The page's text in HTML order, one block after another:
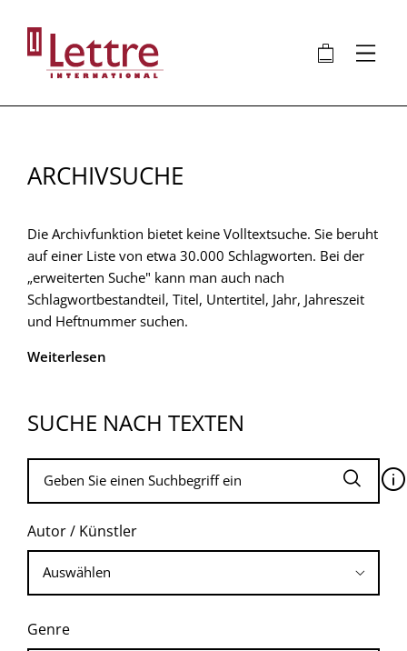
Inhalt
🛍 ⋮
ARCHIVSUCHE
Die Archivfunktion bietet keine Volltextsuche. Sie beruht
auf einer Liste von etwa 30.000 Schlagworten. Bei der
„erweiterten Suche" kann man auch nach
Schlagwortbestandteil, Titel, Untertitel, Jahr, Jahreszeit
und Heftnummer suchen.
Weiterlesen
SUCHE NACH TEXTEN
🛈
Autor / Künstler
Genre